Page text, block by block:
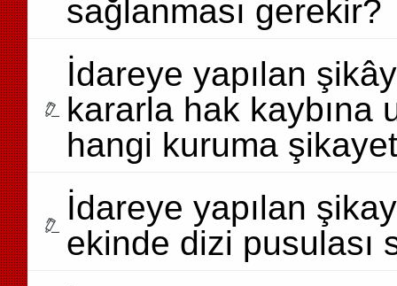
sağlanması gerekir?
İdareye yapılan
kararla hak kaybına
hangi kuruma
İdareye yapılan
ekinde dizi pusulası